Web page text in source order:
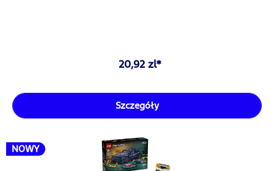
20,92 zl*
Szczegóły
NOWY